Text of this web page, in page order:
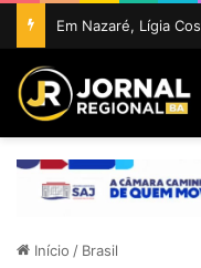
Início / Brasil